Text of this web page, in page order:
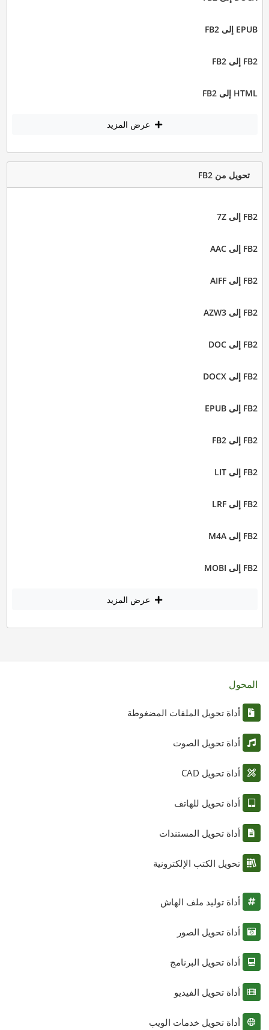
EPUB إلى FB2
FB2 إلى FB2
HTML إلى FB2
عرض المزيد
تحويل من FB2
FB2 إلى 7Z
FB2 إلى AAC
FB2 إلى AIFF
FB2 إلى AZW3
FB2 إلى DOC
FB2 إلى DOCX
FB2 إلى EPUB
FB2 إلى FB2
FB2 إلى LIT
FB2 إلى LRF
FB2 إلى M4A
FB2 إلى MOBI
عرض المزيد
المحول
أداة تحويل الملفات المضغوطة
أداة تحويل الصوت
أداة تحويل CAD
أداة تحويل للهاتف
أداة تحويل المستندات
تحويل الكتب الإلكترونية
أداة توليد ملف الهاش
أداة تحويل الصور
أداة تحويل البرنامج
أداة تحويل الفيديو
أداة تحويل خدمات الويب